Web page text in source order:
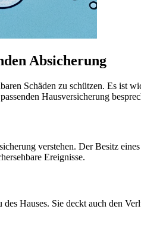
Absicherung
Schäden zu schützen. Es ist
Hausversicherung
verstehen. Der Besitz
Ereignisse.
Hauses. Sie deckt auch den